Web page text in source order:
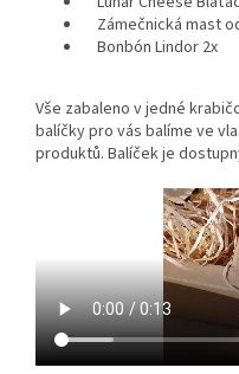
Zámečnická mast
Bonbón Lindor 2x
Vše zabaleno v jedné
balíčky pro vás balíme ve
produktů. Balíček je